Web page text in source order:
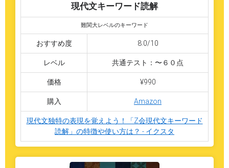
現代文キーワード読解
難関大レベルのキーワード
おすすめ度 8.0/10
レベル 共通テスト：〜６０点
価格 ¥990
購入 Amazon
現代文独特の表現を覚えよう！「Z会現代文キーワード
読解」の特徴や使い方は？ - イクスタ